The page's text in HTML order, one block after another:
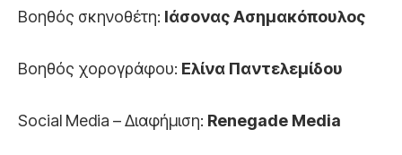
Βοηθός σκηνοθέτη: Ιάσονας Ασημακόπουλος
Βοηθός χορογράφου: Ελίνα Παντελεμίδου
Social Media – Διαφήμιση: Renegade Media